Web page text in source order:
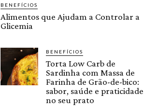
BENEFÍCIOS
Alimentos que Ajudam a Controlar a
Glicemia
BENEFÍCIOS
Torta Low Carb de
Sardinha com Massa de
Farinha de Grão-de-bico:
sabor, saúde e praticidade
no seu prato